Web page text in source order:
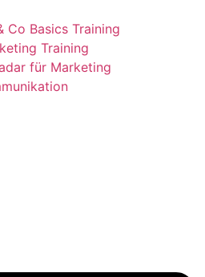
Co Basics Training
Training
für Marketing